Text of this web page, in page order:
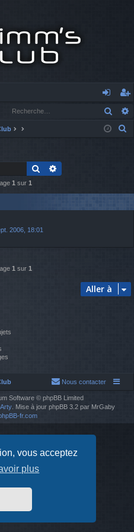
vous acceptez
plus
o
n
n
’e
nr
r
r
Rechercher
1 sur 1
2006, 18:01
1 sur 1
Aller à
Nous contacter
Software © phpBB Limited
Arty . Mise à jour phpBB 3.2 par MrGaby
fr.com